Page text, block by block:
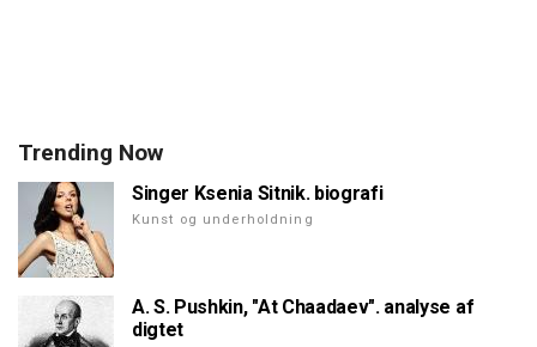
Trending Now
Singer Ksenia Sitnik. biografi
Kunst og underholdning
A. S. Pushkin, "At Chaadaev". analyse af
digtet